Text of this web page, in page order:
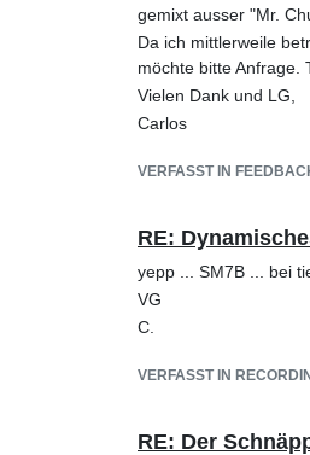
gemixt ausser "Mr.
Da ich mittlerweile
möchte bitte Anfrage.
Vielen Dank und LG,
Carlos
VERFASST IN
RE:
yepp ... SM7B ... bei
VG
C.
VERFASST IN
RE: Der